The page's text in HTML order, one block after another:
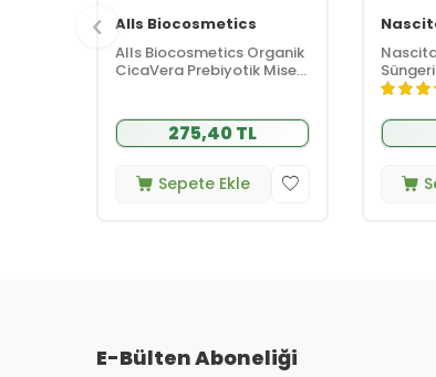
Alls Biocosmetics
Alls Biocosmetics Organik
CicaVera Prebiyotik Misel
275,40 TL
Sepete Ekle
E-Bülten Aboneliği